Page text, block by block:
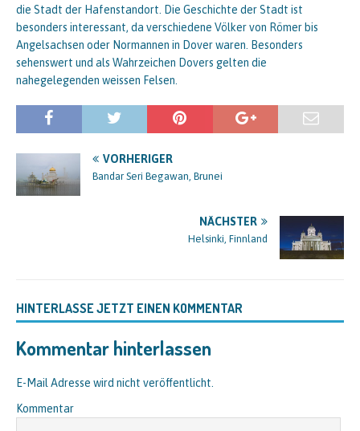
die Stadt der Hafenstandort. Die Geschichte der Stadt ist
besonders interessant, da verschiedene Völker von Römer bis
Angelsachsen oder Normannen in Dover waren. Besonders
sehenswert und als Wahrzeichen Dovers gelten die
nahegelegenden weissen Felsen.
VORHERIGER
Bandar Seri Begawan, Brunei
NÄCHSTER
Helsinki, Finnland
HINTERLASSE JETZT EINEN KOMMENTAR
Kommentar hinterlassen
E-Mail Adresse wird nicht veröffentlicht.
Kommentar